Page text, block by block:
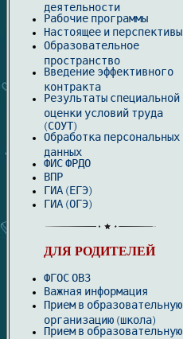
деятельности
Рабочие программы
Настоящее и перспективы
Образовательное
пространство
Введение эффективного
контракта
Результаты специальной
оценки условий труда
(СОУТ)
Обработка персональных
данных
ФИС ФРДО
ВПР
ГИА (ЕГЭ)
ГИА (ОГЭ)
ДЛЯ РОДИТЕЛЕЙ
ФГОС ОВЗ
Важная информация
Прием в образовательную
организацию (школа)
Прием в образовательную